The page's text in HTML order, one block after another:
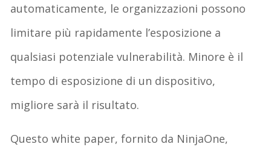
automaticamente, le organizzazioni possono
limitare più rapidamente l’esposizione a
qualsiasi potenziale vulnerabilità. Minore è il
tempo di esposizione di un dispositivo,
migliore sarà il risultato.
Questo white paper, fornito da NinjaOne,